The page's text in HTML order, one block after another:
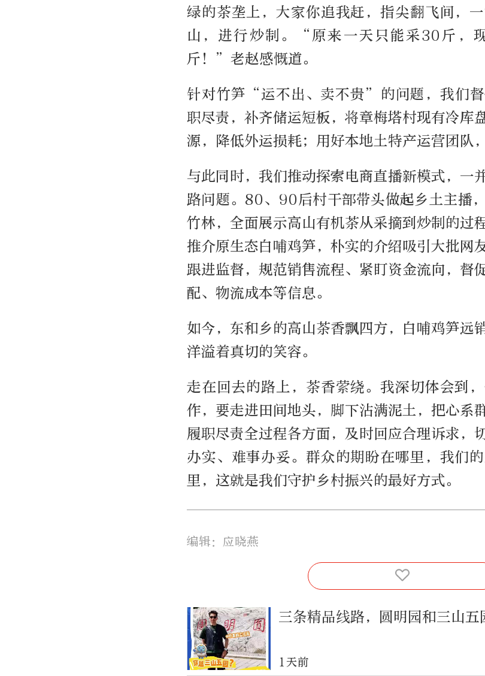
绿的茶垄上，大家你追我赶，指尖翻飞间，
山，进行炒制。“原来一天只能采30斤，
斤！”老赵感慨道。
针对竹笋“运不出、卖不贵”的问题，我们
职尽责，补齐储运短板，将章梅塔村现有冷库
源，降低外运损耗；用好本地土特产运营团队
与此同时，我们推动探索电商直播新模式，一
路问题。80、90后村干部带头做起乡土主播
竹林，全面展示高山有机茶从采摘到炒制的过
推介原生态白哺鸡笋，朴实的介绍吸引大批网
跟进监督，规范销售流程、紧盯资金流向，督
配、物流成本等信息。
如今，东和乡的高山茶香飘四方，白哺鸡笋远
洋溢着真切的笑容。
走在回去的路上，茶香萦绕。我深切体会到
作，要走进田间地头，脚下沾满泥土，把心系
履职尽责全过程各方面，及时回应合理诉求，
办实、难事办妥。群众的期盼在哪里，我们
里，这就是我们守护乡村振兴的最好方式。
编辑：应晓燕
三条精品线路，圆明园和三山五
1天前